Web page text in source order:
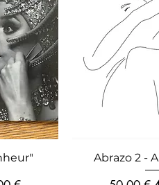
Aperçu
Abrazo 2 -